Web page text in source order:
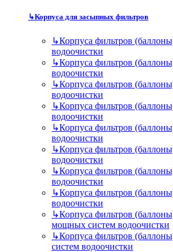
↳Корпуса для засыпных фильтров
↳Корпуса фильтров
водоочистки
↳Корпуса фильтров
водоочистки
↳Корпуса фильтров
водоочистки
↳Корпуса фильтров
водоочистки
↳Корпуса фильтров
водоочистки
↳Корпуса фильтров
водоочистки
↳Корпуса фильтров
водоочистки
↳Корпуса фильтров
водоочистки
↳Корпуса фильтров
мощных систем водоочистки
↳Корпуса фильтров
систем водоочистки